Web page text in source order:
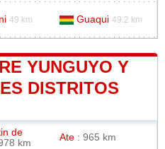
49 km Guaqui 49.2 km
YUNGUYO Y
DISTRITOS
de
km
Ate : 965 km